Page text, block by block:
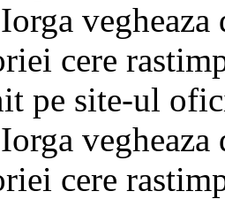
cere
pe site-ul
cere